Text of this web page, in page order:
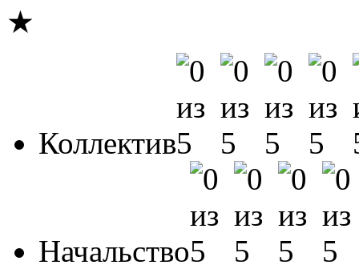
★
Коллектив
Начальство